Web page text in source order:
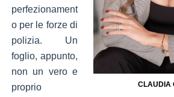
CLAUDIA
perfezionament
o per le forze di
polizia. Un
foglio, appunto,
non un vero e
proprio